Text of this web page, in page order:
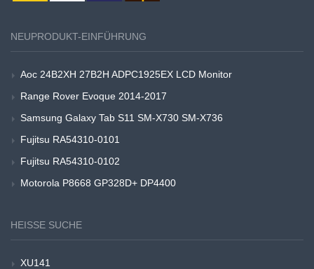
NEUPRODUKT-EINFÜHRUNG
Aoc 24B2XH 27B2H ADPC1925EX LCD Monitor
Range Rover Evoque 2014-2017
Samsung Galaxy Tab S11 SM-X730 SM-X736
Fujitsu RA54310-0101
Fujitsu RA54310-0102
Motorola P8668 GP328D+ DP4400
HEISSE SUCHE
XU141